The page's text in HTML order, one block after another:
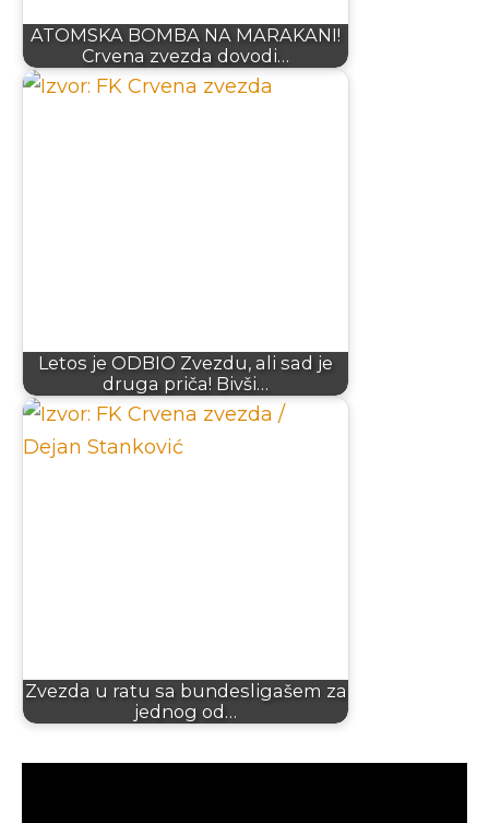
ATOMSKA BOMBA NA MARAKANI!
Crvena zvezda dovodi…
Letos je ODBIO Zvezdu, ali sad je
druga priča! Bivši…
Zvezda u ratu sa bundesligašem za
jednog od…